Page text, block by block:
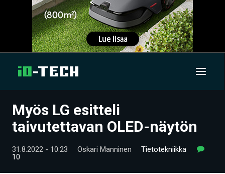
UUTISET
VIDEOT
Myös LG esitteli
taivutettavan OLED-näytön
31.8.2022 - 10:23 Oskari Manninen
Tietotekniikka
10